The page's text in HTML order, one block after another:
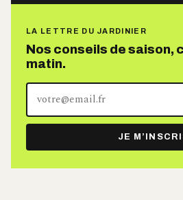
LA LETTRE DU JARDINIER
Nos conseils de saison,
matin.
Votre
adresse
e-
mail
JE